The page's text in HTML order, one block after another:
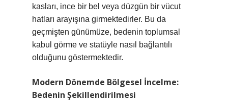
kasları, ince bir bel veya düzgün bir vücut
hatları arayışına girmektedirler. Bu da
geçmişten günümüze, bedenin toplumsal
kabul görme ve statüyle nasıl bağlantılı
olduğunu göstermektedir.
Modern Dönemde Bölgesel İncelme:
Bedenin Şekillendirilmesi